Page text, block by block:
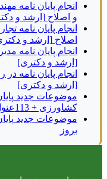
انجام پایان نامه
و اصلاح [ارشد و
انجام پایان نامه
اصلاح [ارشد و
انجام پایان نامه
[ارشد و دکتری]
انجام پایان نامه
[ارشد و دکتری]
موضوعات جدید
کشاورزی + 113عنوان بروز
بروز